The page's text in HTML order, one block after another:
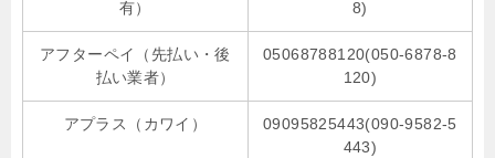
有） 8)
アフターペイ（先払い・後
払い業者）
05068788120(050-6878-8
120)
アプラス（カワイ）
09095825443(090-9582-5
443)